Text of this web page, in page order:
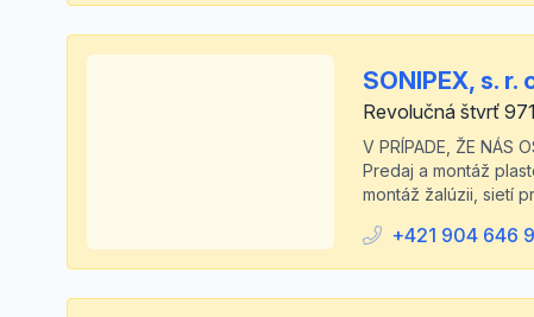
SONIPEX, s. r.
Revolučná štvrť
V PRÍPADE, ŽE NÁS
Predaj a montáž
montáž žalúzii, sietí
+421 904 646